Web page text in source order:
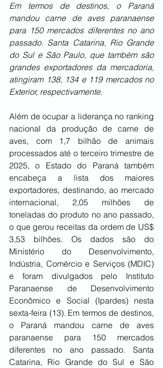
Em termos de destinos, o Paraná
mandou carne de aves paranaense
para 150 mercados diferentes no ano
passado. Santa Catarina, Rio Grande
do Sul e São Paulo, que também são
grandes exportadores da mercadoria,
atingiram 138, 134 e 119 mercados no
Exterior, respectivamente.
Além de ocupar a liderança no ranking
nacional da produção de carne de
aves, com 1,7 bilhão de animais
processados até o terceiro trimestre de
2025, o Estado do Paraná também
encabeça a lista dos maiores
exportadores, destinando, ao mercado
internacional, 2,05 milhões de
toneladas do produto no ano passado,
o que gerou receitas da ordem de US$
3,53 bilhões. Os dados são do
Ministério do Desenvolvimento,
Indústria, Comércio e Serviços (MDIC)
e foram divulgados pelo Instituto
Paranaense de Desenvolvimento
Econômico e Social (Ipardes) nesta
sexta-feira (13). Em termos de destinos,
o Paraná mandou carne de aves
paranaense para 150 mercados
diferentes no ano passado. Santa
Catarina, Rio Grande do Sul e São